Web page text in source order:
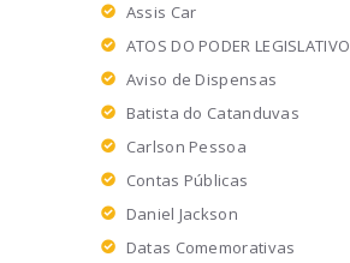
Assis Car
ATOS DO PODER LEGISLATIVO
Aviso de Dispensas
Batista do Catanduvas
Carlson Pessoa
Contas Públicas
Daniel Jackson
Datas Comemorativas